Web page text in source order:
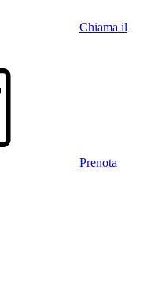
Chiama il
Prenota